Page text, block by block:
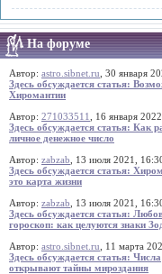
На форуме
Автор: astro.sibnet.ru , 30 января
Здесь обсуждается статья:
Хиромантии
Автор: 271033511
, 16 января
Здесь обсуждается статья: Как
личное денежное число
Автор: zabzab , 13 июля 2021,
Здесь обсуждается статья:
это карта жизни
Автор: zabzab , 13 июля 2021,
Здесь обсуждается статья:
гороскоп: как целуются знаки
Автор: astro.sibnet.ru , 11 марта
Здесь обсуждается статья: Числа
открывают тайны мироздания